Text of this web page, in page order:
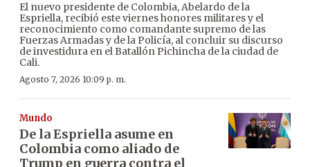
El nuevo presidente de Colombia, Abelardo de la
Espriella, recibió este viernes honores militares y el
reconocimiento como comandante supremo de las
Fuerzas Armadas y de la Policía, al concluir su discurso
de investidura en el Batallón Pichincha de la ciudad de
Cali.
Agosto 7, 2026 10:09 p. m.
Mundo
De la Espriella asume en
Colombia como aliado de
Trump en guerra contra el